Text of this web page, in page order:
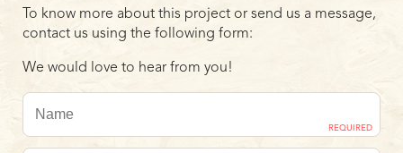
To know more about this project or send us a message,
contact us using the following form:
We would love to hear from you!
REQUIRED